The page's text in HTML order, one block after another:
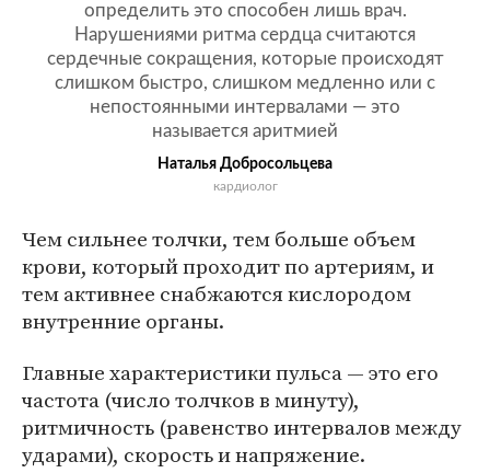
определить это способен лишь врач.
Нарушениями ритма сердца считаются
сердечные сокращения, которые происходят
слишком быстро, слишком медленно или с
непостоянными интервалами — это
называется аритмией
Наталья Добросольцева
кардиолог
Чем сильнее толчки, тем больше объем
крови, который проходит по артериям, и
тем активнее снабжаются кислородом
внутренние органы.
Главные характеристики пульса — это его
частота (число толчков в минуту),
ритмичность (равенство интервалов между
ударами), скорость и напряжение.